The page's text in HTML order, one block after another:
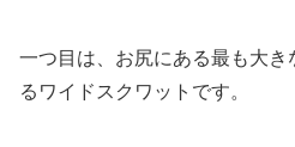
一つ目は、お尻にある最も大
るワイドスクワットです。